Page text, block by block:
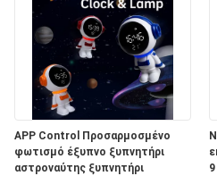
APP Control Προσαρμοσμένο
φωτισμό έξυπνο ξυπνητήρι
αστροναύτης ξυπνητήρι